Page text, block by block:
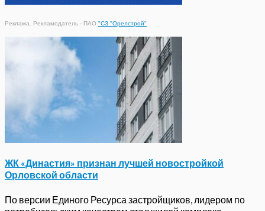
Реклама. Рекламодатель - ПАО "СЗ "Орелстрой"
ЖК «Династия» признан лучшей новостройкой
Орловской области
По версии Единого Ресурса застройщиков, лидером по